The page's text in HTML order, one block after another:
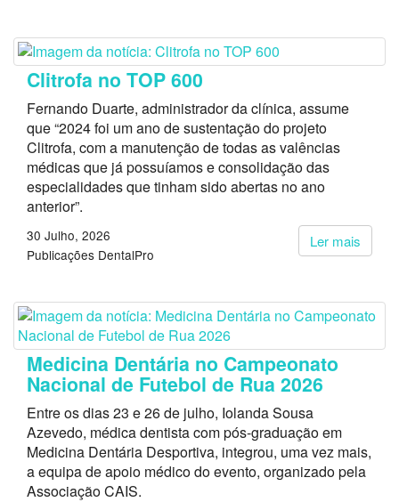
Clitrofa no TOP 600
Fernando Duarte, administrador da clínica, assume
que “2024 foi um ano de sustentação do projeto
Clitrofa, com a manutenção de todas as valências
médicas que já possuíamos e consolidação das
especialidades que tinham sido abertas no ano
anterior”.
Ler mais
30 Julho, 2026
Publicações DentalPro
Medicina Dentária no Campeonato
Nacional de Futebol de Rua 2026
Entre os dias 23 e 26 de julho, Iolanda Sousa
Azevedo, médica dentista com pós-graduação em
Medicina Dentária Desportiva, integrou, uma vez mais,
a equipa de apoio médico do evento, organizado pela
Associação CAIS.